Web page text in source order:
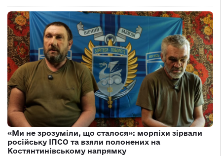
«Ми не зрозуміли, що сталося»: морпіхи зірвали
російську ІПСО та взяли полонених на
Костянтинівському напрямку